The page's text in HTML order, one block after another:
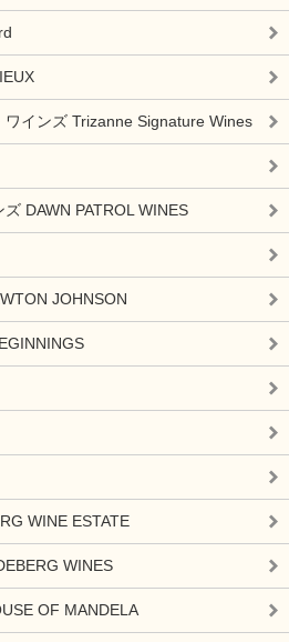
ワインズ Trizanne Signature Wines
DAWN PATROL WINES
JOHNSON
WINE ESTATE
WINES
OF MANDELA